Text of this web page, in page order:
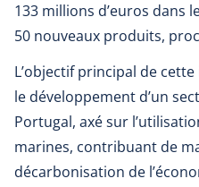
133 millions d’euros dans
50 nouveaux produits,
L’objectif principal de
le développement d’un
Portugal, axé sur
marines, contribuant de
décarbonisation de